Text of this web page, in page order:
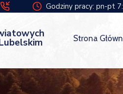
Godziny pracy: pn-pt
Strona